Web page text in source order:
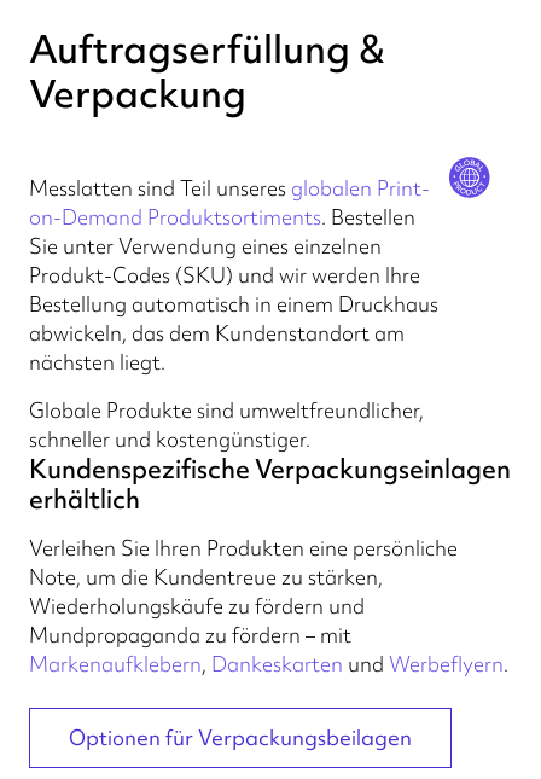
Auftragserfüllung &
Verpackung
Messlatten sind Teil unseres globalen Print-
on-Demand Produktsortiments. Bestellen
Sie unter Verwendung eines einzelnen
Produkt-Codes (SKU) und wir werden Ihre
Bestellung automatisch in einem Druckhaus
abwickeln, das dem Kundenstandort am
nächsten liegt.
Globale Produkte sind umweltfreundlicher,
schneller und kostengünstiger.
Kundenspezifische Verpackungseinlagen
erhältlich
Verleihen Sie Ihren Produkten eine persönliche
Note, um die Kundentreue zu stärken,
Wiederholungskäufe zu fördern und
Mundpropaganda zu fördern – mit
Markenaufklebern, Dankeskarten und Werbeflyern.
Optionen für Verpackungsbeilagen